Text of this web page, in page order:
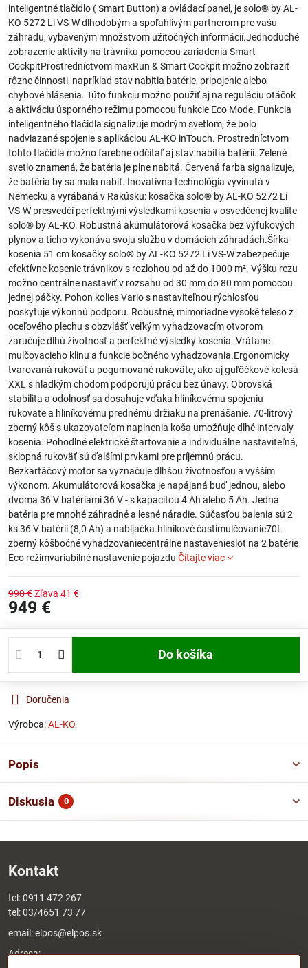
inteligentné tlačidlo ( Smart Button) a ovládací panel, je solo® by AL-
KO 5272 Li VS-W dlhodobým a spoľahlivým partnerom pre vašu
záhradu, vybaveným množstvom užitočných informácií.Jednoduché
zobrazenie aktivity na trávniku pomocou zariadenia Smart
CockpitProstredníctvom maxRun & Smart Cockpit možno zobraziť
rôzne činnosti, napríklad stav nabitia batérie, pripojenie alebo
chybové hlásenia. Túto funkciu možno použiť aj na reguláciu otáčok
a aktiváciu úsporného režimu pomocou funkcie Eco Mode. Funkcia
inteligentného tlačidla signalizuje modrým svetlom, že bolo
nadviazané spojenie s aplikáciou AL-KO inTouch. Prostredníctvom
tohto tlačidla možno farebne odčítať aj stav nabitia batérií. Zelené
svetlo znamená, že batéria je plne nabitá. Červená farba signalizuje,
že batéria by sa mala nabiť. Inovatívna technológia vyvinutá v
Nemecku a vyrábaná v Rakúsku: kosačka solo® by AL-KO 5272 Li
VS-W presvedčí perfektnými výsledkami kosenia v osvedčenej kvalite
solo® by AL-KO. Robustná akumulátorová kosačka bez výfukových
plynov a ticho vykonáva svoju službu v domácich záhradách.Šírka
kosenia 51 cm kosačky solo® by AL-KO 5272 Li VS-W zabezpečuje
efektívne kosenie trávnikov s rozlohou od až do 1000 m². Výšku rezu
možno centrálne nastaviť v rozsahu od 30 mm do 80 mm pomocou
jednej páčky. Pohon kolies Vario s nastaviteľnou rýchlosťou
poskytuje výkonnú podporu. Robustné, mimoriadne vysoké teleso z
oceľového plechu s obzvlášť veľkým vyhadzovacím otvorom
zaručuje dlhú životnosť a perfektné výsledky kosenia. Vrátane
mulčovacieho klinu a funkcie bočného vyhadzovania.Ergonomicky
tvarovaná rukoväť a pogumované rukoväte, ako aj guľôčkové kolesá
XXL s hladkým chodom podporujú prácu bez únavy. Obrovská
stabilita a odolnosť sa dosahuje vďaka hliníkovému spojeniu
rukoväte a hliníkovému prednému držiaku na prenášanie. 70-litrový
zberný kôš s ukazovateľom naplnenia koša umožňuje dlhé intervaly
kosenia. Pohodlné elektrické štartovanie a individuálne nastaviteľná,
sklopná rukoväť sú ďalšími prvkami pre príjemnú prácu.
Bezkartáčový motor sa vyznačuje dlhšou životnosťou a vyšším
výkonom. Akumulátorová kosačka je napájaná buď jednou, alebo
dvoma 36 V batériami 36 V - s kapacitou 4 Ah alebo 5 Ah. Jedna
batéria pre mnohé záhradné a lesné náradie. Súčasťou balenia sú 2
ks 36 V batérií (8,0 Ah) a nabíjačka.hliníkové častimulčovanie70L
zberný kôšbočné vyhadzovaniecentrálne nastavenieslot na 2 batérie
Eco režimvariabilné nastavenie pojazdu Čítajte viac
990 €Zľava 41 €
949 €
Do košíka
Doručenia
Výrobca:AL-KO
Popis
Diskusia 0
Kontakt
tel:0911 472 267
tel:03/4651 73 77
email:elpos@elpos.sk
Adresa: